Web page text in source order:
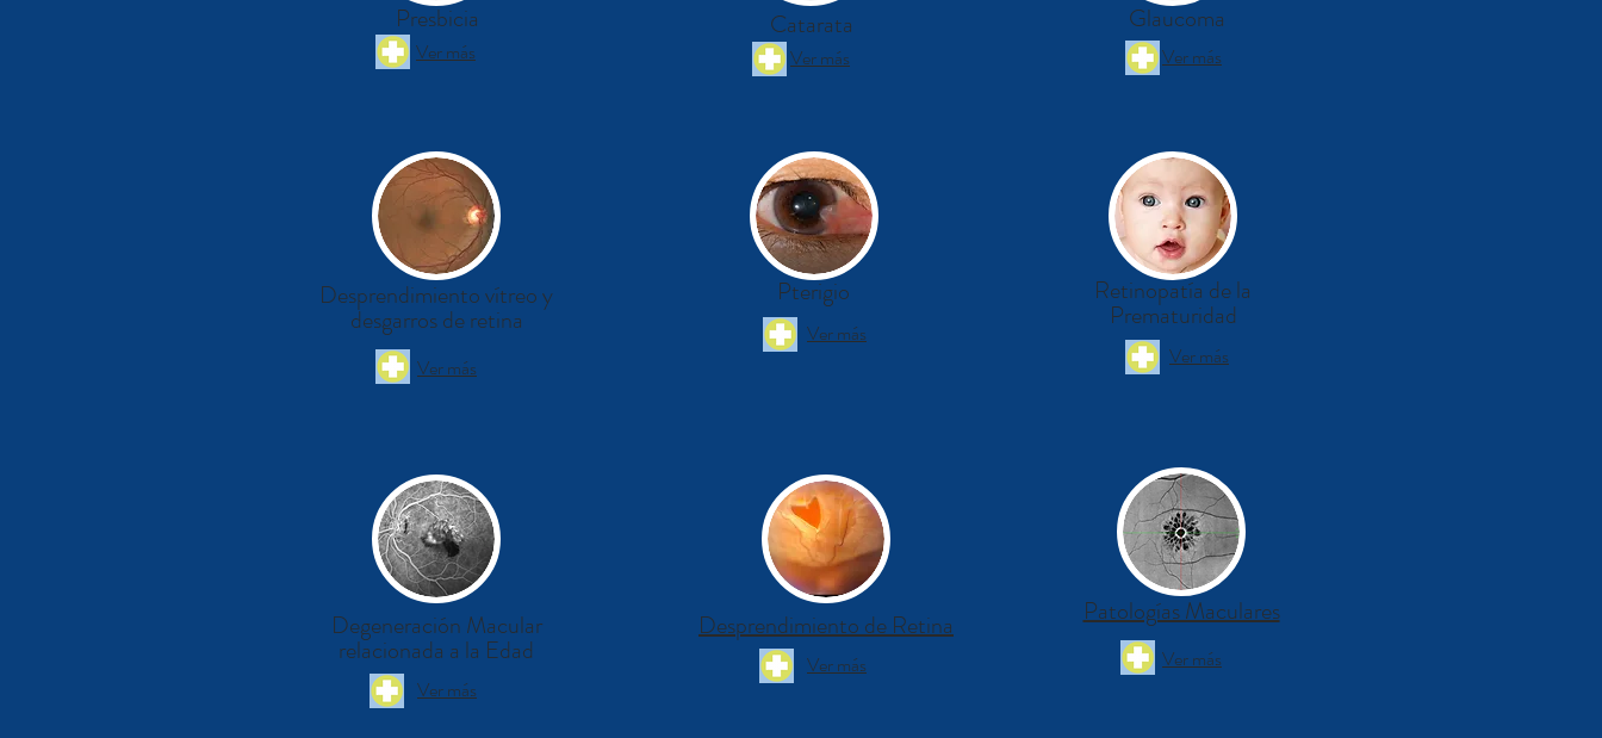
Presbicia
Ver más
Catarata
Ver más
Glaucoma
Ver más
Desprendimiento vítreo y
desgarros de retina
Ver más
Pterigio
Ver más
Retinopatía de la
Prematuridad
Ver más
Degeneración Macular
relacionada a la Edad
Ver más
Desprendimiento de Retina
Ver más
Patologías Maculares
Ver más